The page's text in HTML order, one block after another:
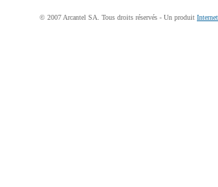
© 2007 Arcantel SA. Tous droits réservés - Un produit